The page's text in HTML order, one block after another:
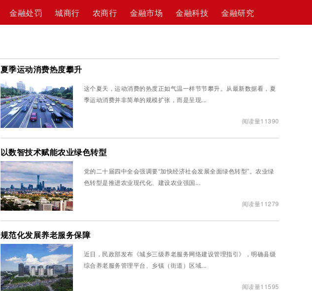
金融处罚 城商行 农商行 金融市场 金融科技 金融研究
夏季运动消费热度攀升
这个夏天，运动消费的热度正如气温一样节节攀升。从最新数据看，夏
季运动消费并非简单的规模扩张，而是呈现...
阅读量11390
以数智技术赋能农业绿色转型
党的二十届四中全会强调要“加快经济社会发展全面绿色转型”。农业绿
色转型是推进农业现代化、建设农业强国...
阅读量11279
规范化发展养老服务保障
近日，民政部发布《城乡三级养老服务网络建设管理指引》，明确县级
综合养老服务管理平台、乡镇（街道）区域...
阅读量11595